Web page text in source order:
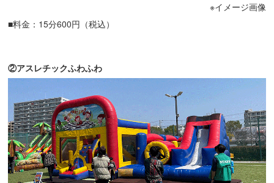
※イメージ画像
■料金：15分600円（税込）
②アスレチックふわふわ